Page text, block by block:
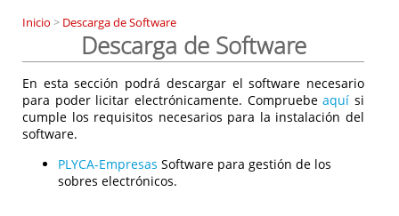
Inicio > Descarga de Software
Descarga de Software
En esta sección podrá descargar el software necesario
para poder licitar electrónicamente. Compruebeaquí si
cumple los requisitos necesarios para la instalación del
software.
PLYCA-Empresas Software para gestión de los
sobres electrónicos.